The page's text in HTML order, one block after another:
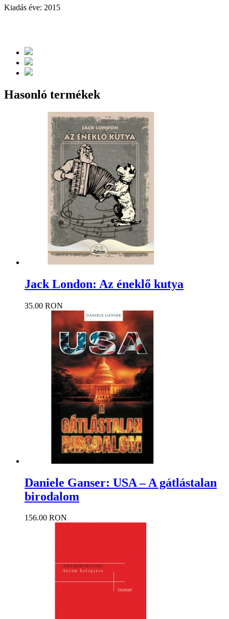
Kiadás éve: 2015
Hasonló termékek
Jack London: Az éneklő kutya
35.00 RON
Daniele Ganser: USA – A gátlástalan
birodalom
156.00 RON